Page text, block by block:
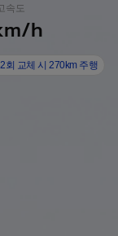
h
속도
h
회 교체 시 270km 주행
h
h
h
h
h
h